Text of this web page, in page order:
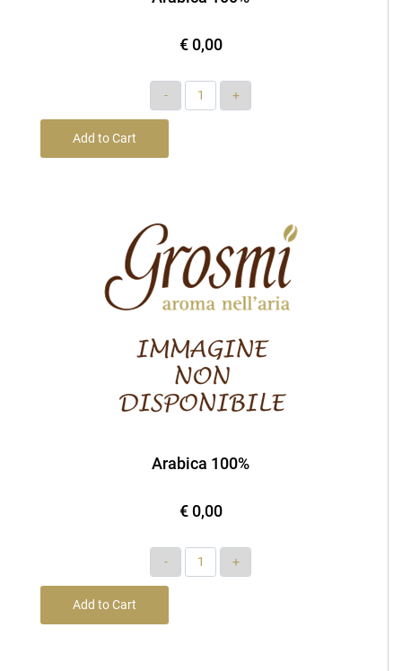
€ 0,00
Quantity
Add to Cart
Arabica 100%
€ 0,00
Quantity
Add to Cart